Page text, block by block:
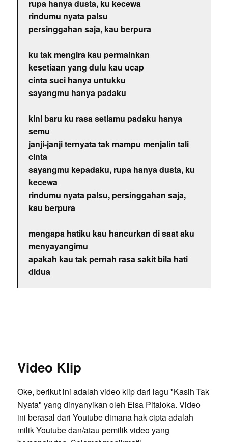
rupa hanya dusta, ku kecewa
rindumu nyata palsu
persinggahan saja, kau berpura
ku tak mengira kau permainkan
kesetiaan yang dulu kau ucap
cinta suci hanya untukku
sayangmu hanya padaku
kini baru ku rasa setiamu padaku hanya
semu
janji-janji ternyata tak mampu menjalin tali
cinta
sayangmu kepadaku, rupa hanya dusta, ku
kecewa
rindumu nyata palsu, persinggahan saja,
kau berpura
mengapa hatiku kau hancurkan di saat aku
menyayangimu
apakah kau tak pernah rasa sakit bila hati
didua
Video Klip
Oke, berikut ini adalah video klip dari lagu "Kasih Tak
Nyata" yang dinyanyikan oleh Elsa Pitaloka. Video
ini berasal dari Youtube dimana hak cipta adalah
milik Youtube dan/atau pemilik video yang